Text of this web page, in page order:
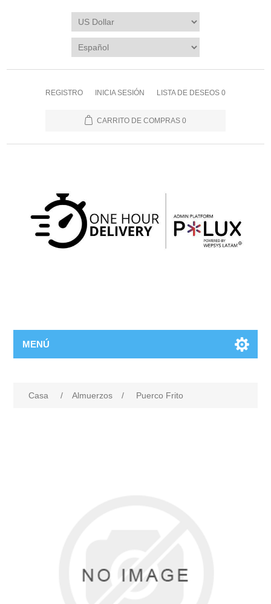
REGISTRO INICIA SESIÓN LISTA DE DESEOS 0
CARRITO DE COMPRAS 0
MENÚ
Casa / Almuerzos / Puerco Frito